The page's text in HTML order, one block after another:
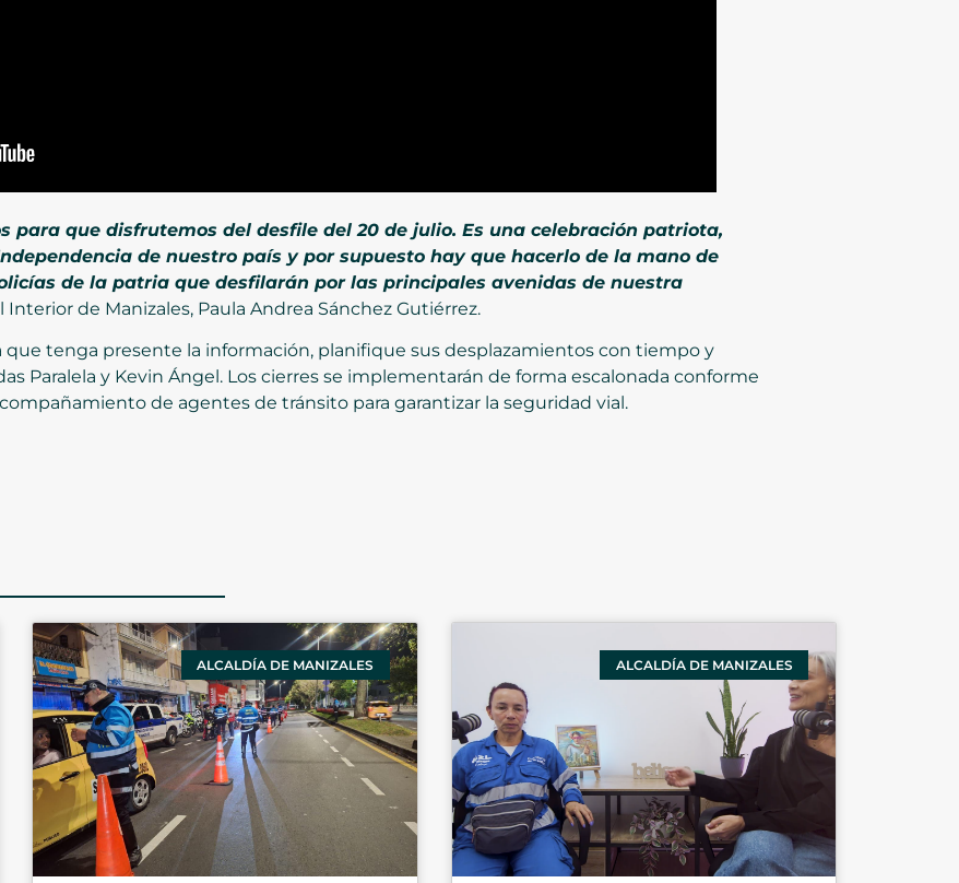
para que disfrutemos del desfile del 20 de julio. Es una celebración patriota,
de nuestro país y por supuesto hay que hacerlo de la mano de
de la patria que desfilarán por las principales avenidas de nuestra
de Manizales, Paula Andrea Sánchez Gutiérrez.
que tenga presente la información, planifique sus desplazamientos con tiempo y
Paralela y Kevin Ángel. Los cierres se implementarán de forma escalonada conforme
de agentes de tránsito para garantizar la seguridad vial.
ALCALDÍA DE MANIZALES ALCALDÍA DE MANIZALES